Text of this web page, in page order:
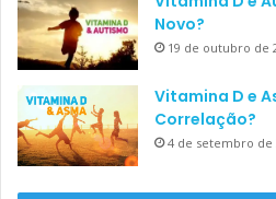
5 anos, houve uma diferença
significativa (p<0,05) que
Vitamina D predispõe a
pré septal. Além disso, a
exercer um fator protetor
da rinossinusite [2].
Novo?
19 de outubro de
Vitamina D e
Correlação?
4 de setembro de